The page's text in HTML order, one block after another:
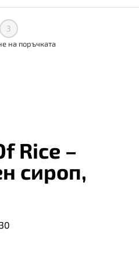
3
на поръчката
Rice –
сироп,